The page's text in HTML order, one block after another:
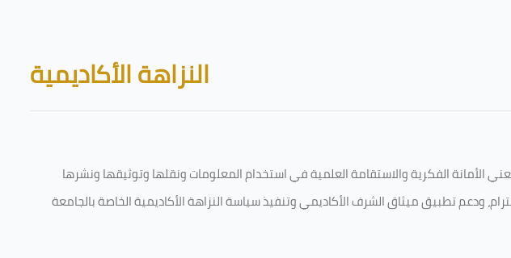
Blocks
النزاهة الأكاديمية
الأمانة الفكرية والاستقامة العلمية في استخدام المعلومات ونقلها وتوثيقها ونشرها
ودعم تطبيق ميثاق الشرف الأكاديمي وتنفيذ سياسة النزاهة الأكاديمية الخاصة بالجامعة